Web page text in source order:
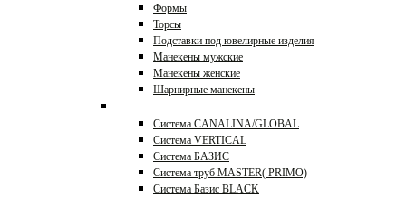
Формы
Торсы
Подставки под ювелирные изделия
Манекены мужские
Манекены женские
Шарнирные манекены
Система CANALINA/GLOBAL
Система VERTICAL
Система БАЗИС
Система труб MASTER( PRIMO)
Система Базис BLACK